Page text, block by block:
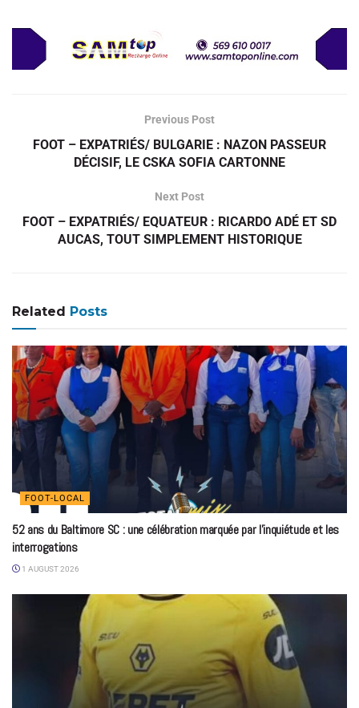
Previous Post
FOOT – EXPATRIÉS/ BULGARIE : NAZON PASSEUR
DÉCISIF, LE CSKA SOFIA CARTONNE
Next Post
FOOT – EXPATRIÉS/ EQUATEUR : RICARDO ADÉ ET SD
AUCAS, TOUT SIMPLEMENT HISTORIQUE
Related Posts
FOOT-LOCAL
52 ans du Baltimore SC : une célébration marquée par l’inquiétude et les
interrogations
1 AUGUST 2026